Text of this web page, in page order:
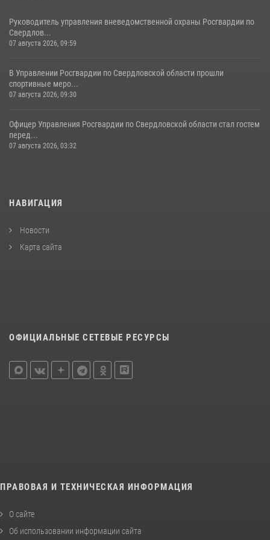
Руководитель управления вневедомственной охраны Росгвардии по
Свердлов...
07 августа 2026, 09:59
В Управлении Росгвардии по Свердловской области прошли
спортивные меро...
07 августа 2026, 09:30
Офицер Управления Росгвардии по Свердловской области стал гостем
перед...
07 августа 2026, 03:32
НАВИГАЦИЯ
Новости
Карта сайта
ОФИЦИАЛЬНЫЕ СЕТЕВЫЕ РЕСУРСЫ
ПРАВОВАЯ И ТЕХНИЧЕСКАЯ ИНФОРМАЦИЯ
О сайте
Об использовании информации сайта